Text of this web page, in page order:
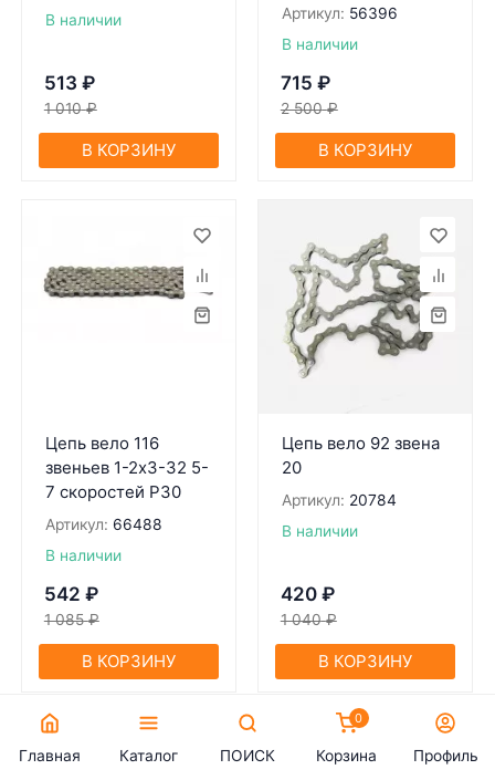
В наличии
513 ₽
1 010 ₽
В КОРЗИНУ
Артикул: 56396
В наличии
715 ₽
2 500 ₽
В КОРЗИНУ
Цепь вело 116
звеньев 1-2x3-32 5-
7 скоростей Р30
Артикул: 66488
В наличии
542 ₽
1 085 ₽
В КОРЗИНУ
Цепь вело 92 звена
20
Артикул: 20784
В наличии
420 ₽
1 040 ₽
В КОРЗИНУ
Главная Каталог ПОИСК
0
Корзина Профиль